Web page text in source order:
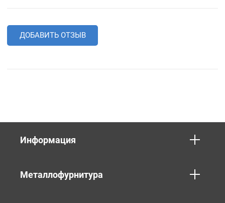
ДОБАВИТЬ ОТЗЫВ
Информация
Металлофурнитура